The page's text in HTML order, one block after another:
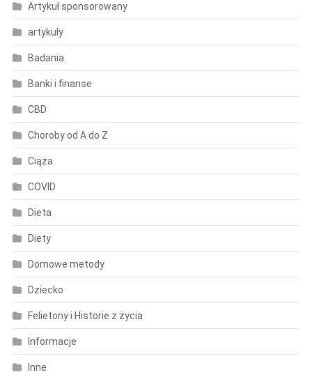
Artykuł sponsorowany
artykuły
Badania
Banki i finanse
CBD
Choroby od A do Z
Ciąża
COVID
Dieta
Diety
Domowe metody
Dziecko
Felietony i Historie z życia
Informacje
Inne